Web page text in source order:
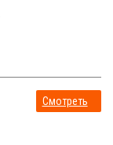
Смотреть
стоимость